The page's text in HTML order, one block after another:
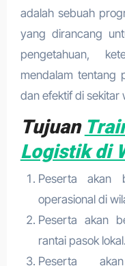
adalah sebuah
yang dirancang
pengetahuan,
mendalam tentang
dan efektif di sekitar
Tujuan
Logistik di
Peserta akan
operasional di
Peserta akan
rantai pasok lokal.
Peserta